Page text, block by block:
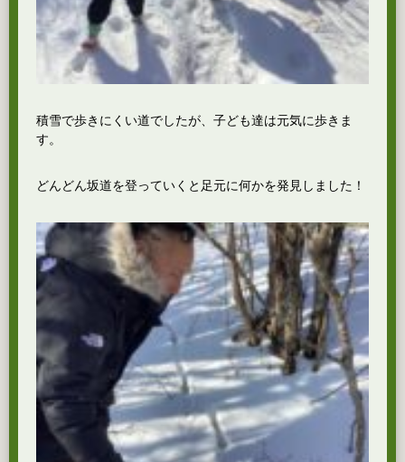
積雪で歩きにくい道でしたが、子ども達は元気に歩きま
す。
どんどん坂道を登っていくと足元に何かを発見しました！